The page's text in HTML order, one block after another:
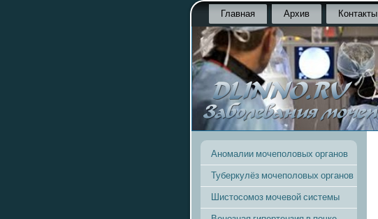
Главная Архив Контакты
Аномалии мочеполовых органов
Туберкулёз мочеполовых органов
Шистосомоз мочевой системы